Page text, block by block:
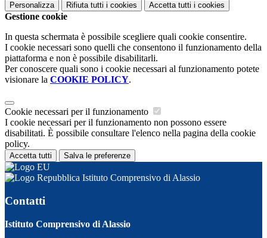
Personalizza Rifiuta tutti i cookies Accetta tutti i cookies
Gestione cookie
In questa schermata è possibile scegliere quali cookie consentire.
I cookie necessari sono quelli che consentono il funzionamento della
piattaforma e non è possibile disabilitarli.
Per conoscere quali sono i cookie necessari al funzionamento potete
visionare la COOKIE POLICY.
Cookie necessari per il funzionamento
I cookie necessari per il funzionamento non possono essere
disabilitati. È possibile consultare l'elenco nella pagina della cookie
policy.
Accetta tutti Salva le preferenze
Istituto Comprensivo di Alassio
Contatti
Istituto Comprensivo di Alassio